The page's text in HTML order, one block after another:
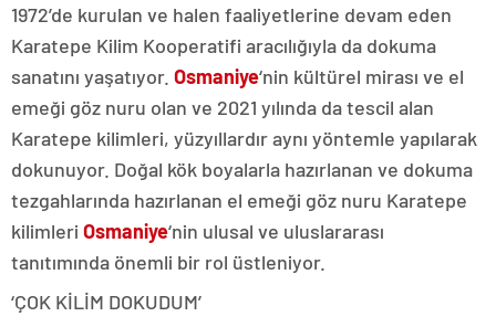
1972’de kurulan ve halen faaliyetlerine devam eden
Karatepe Kilim Kooperatifi aracılığıyla da dokuma
sanatını yaşatıyor. Osmaniye‘nin kültürel mirası ve el
emeği göz nuru olan ve 2021 yılında da tescil alan
Karatepe kilimleri, yüzyıllardır aynı yöntemle yapılarak
dokunuyor. Doğal kök boyalarla hazırlanan ve dokuma
tezgahlarında hazırlanan el emeği göz nuru Karatepe
kilimleri Osmaniye‘nin ulusal ve uluslararası
tanıtımında önemli bir rol üstleniyor.
‘ÇOK KİLİM DOKUDUM’